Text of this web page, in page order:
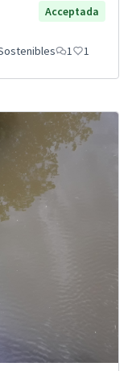
Acceptada
1 1